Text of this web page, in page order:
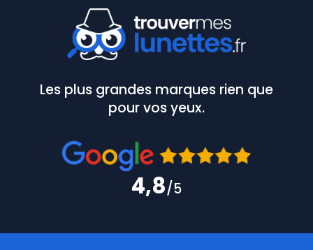
Les plus grandes marques rien que
pour vos yeux.
4,8/5